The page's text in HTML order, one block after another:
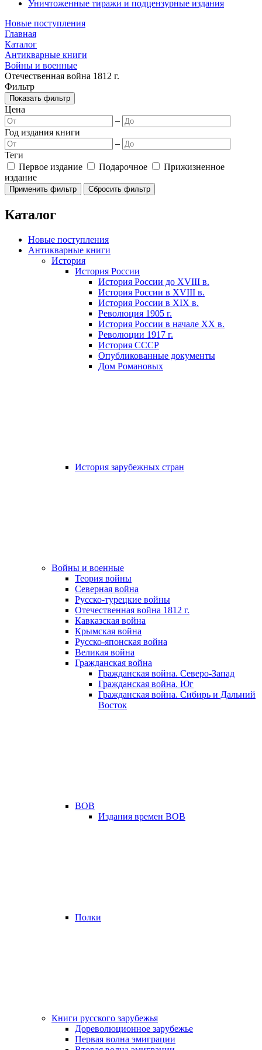
Уничтоженные тиражи и подцензурные издания
Новые поступления
Главная
Каталог
Антикварные книги
Войны и военные
Отечественная война 1812 г.
Фильтр
Показать фильтр
Цена
–
Год издания книги
–
Теги
Первое издание
Подарочное
Прижизненное
издание
Каталог
Новые поступления
Антикварные книги
История
История России
История России до XVIII в.
История России в XVIII в.
История России в XIX в.
Революция 1905 г.
История России в начале XX в.
Революции 1917 г.
История СССР
Опубликованные документы
Дом Романовых
История зарубежных стран
Войны и военные
Теория войны
Северная война
Русско-турецкие войны
Отечественная война 1812 г.
Кавказская война
Крымская война
Русско-японская война
Великая война
Гражданская война
Гражданская война. Северо-Запад
Гражданская война. Юг
Гражданская война. Сибирь и Дальний
Восток
ВОВ
Издания времен ВОВ
Полки
Книги русского зарубежья
Дореволюционное зарубежье
Первая волна эмиграции